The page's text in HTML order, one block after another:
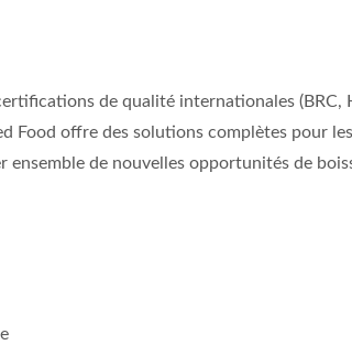
de qualité internationales (BRC,
Food offre des solutions complètes pour
ensemble de nouvelles opportunités de